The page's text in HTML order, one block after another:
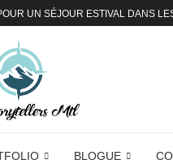
UN SÉJOUR ESTIVAL DANS
BLOGUE